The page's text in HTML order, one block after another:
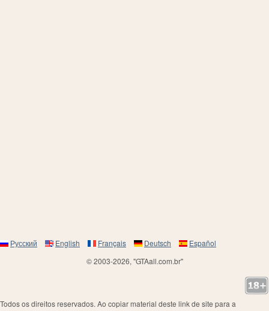
Русский English Français Deutsch
Español
© 2003-2026, "GTAall.com.br"
Todos os direitos reservados. Ao copiar material deste link de site para a